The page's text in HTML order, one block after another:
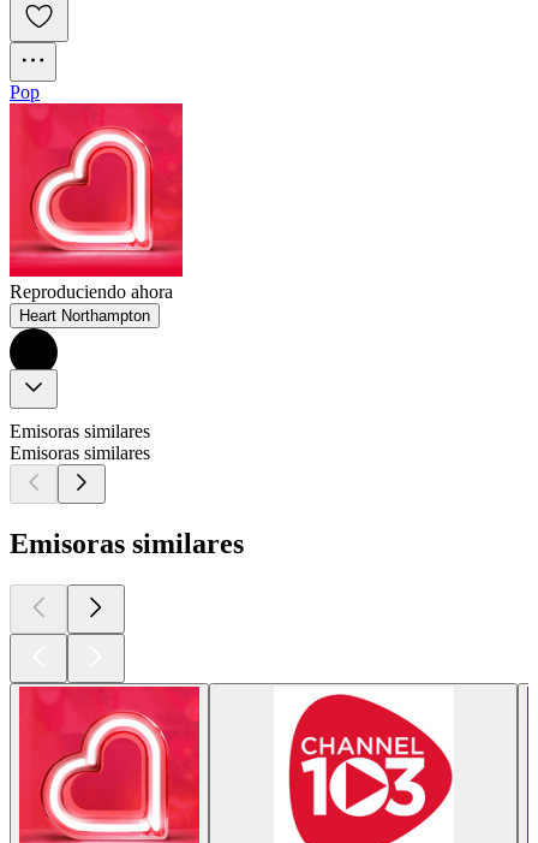
Pop
Reproduciendo ahora
Heart Northampton
Emisoras similares
Emisoras similares
Emisoras similares